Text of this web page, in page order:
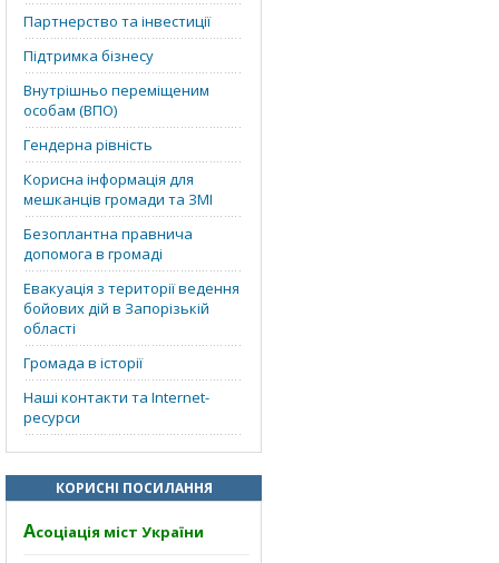
Партнерство та інвестиції
Підтримка бізнесу
Внутрішньо переміщеним
особам (ВПО)
Гендерна рівність
Корисна інформація для
мешканців громади та ЗМІ
Безоплантна правнича
допомога в громаді
Евакуація з території ведення
бойових дій в Запорізькій
області
Громада в історії
Наші контакти та Internet-
ресурси
КОРИСНІ ПОСИЛАННЯ
Асоціація міст України